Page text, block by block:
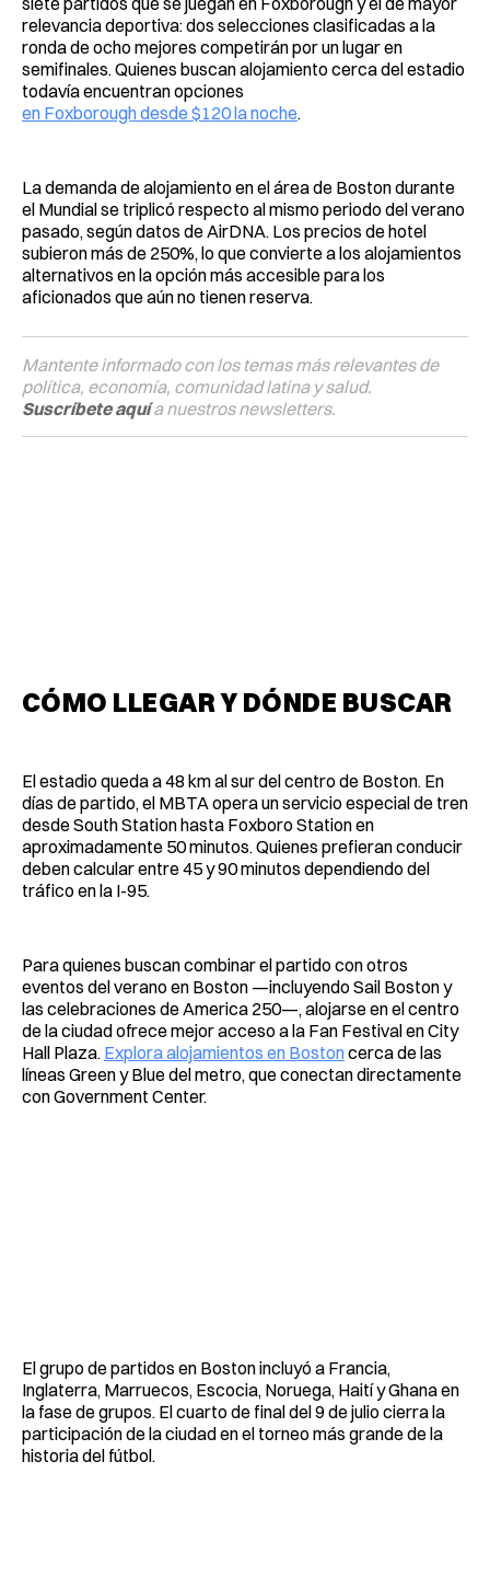
relevancia deportiva: dos selecciones clasificadas a la
ronda de ocho mejores competirán por un lugar en
semifinales. Quienes buscan alojamiento cerca del estadio
todavía encuentran opciones
en Foxborough desde $120 la noche.
La demanda de alojamiento en el área de Boston durante
el Mundial se triplicó respecto al mismo periodo del verano
pasado, según datos de AirDNA. Los precios de hotel
subieron más de 250%, lo que convierte a los alojamientos
alternativos en la opción más accesible para los
aficionados que aún no tienen reserva.
Mantente informado con los temas más relevantes de
política, economía, comunidad latina y salud.
Suscríbete aquía nuestros newsletters.
CÓMO LLEGAR Y DÓNDE BUSCAR
El estadio queda a 48 km al sur del centro de Boston. En
días de partido, el MBTA opera un servicio especial de tren
desde South Station hasta Foxboro Station en
aproximadamente 50 minutos. Quienes prefieran conducir
deben calcular entre 45 y 90 minutos dependiendo del
tráfico en la I-95.
Para quienes buscan combinar el partido con otros
eventos del verano en Boston —incluyendo Sail Boston y
las celebraciones de America 250—, alojarse en el centro
de la ciudad ofrece mejor acceso a la Fan Festival en City
Hall Plaza. Explora alojamientos en Bostoncerca de las
líneas Green y Blue del metro, que conectan directamente
con Government Center.
El grupo de partidos en Boston incluyó a Francia,
Inglaterra, Marruecos, Escocia, Noruega, Haití y Ghana en
la fase de grupos. El cuarto de final del 9 de julio cierra la
participación de la ciudad en el torneo más grande de la
historia del fútbol.